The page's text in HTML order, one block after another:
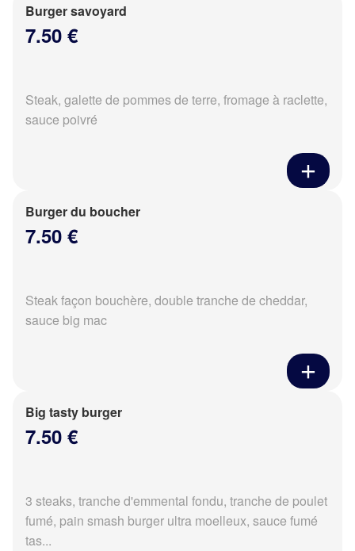
Burger savoyard
7.50 €
Steak, galette de pommes de terre, fromage à raclette,
sauce poivré
Burger du boucher
7.50 €
Steak façon bouchère, double tranche de cheddar,
sauce big mac
Big tasty burger
7.50 €
3 steaks, tranche d'emmental fondu, tranche de poulet
fumé, pain smash burger ultra moelleux, sauce fumé
tas...